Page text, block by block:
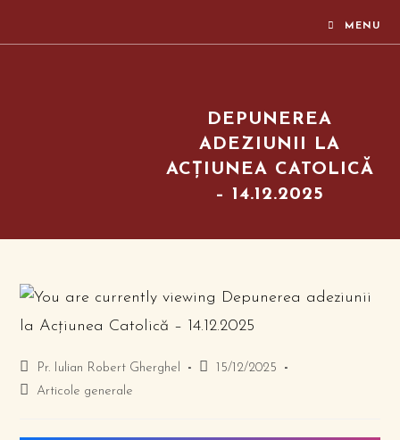
MENU
DEPUNEREA
ADEZIUNII LA
ACȚIUNEA CATOLICĂ
– 14.12.2025
Pr. Iulian Robert Gherghel
15/12/2025
Articole generale